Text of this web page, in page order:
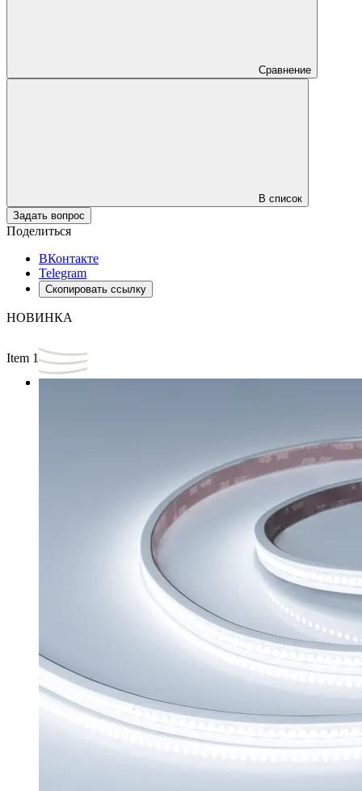
Сравнение
В список
Задать вопрос
Поделиться
ВКонтакте
Telegram
Скопировать ссылку
НОВИНКА
Item 1 of 2